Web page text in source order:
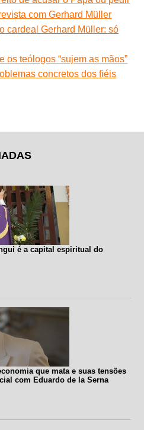
com Gerhard Müller
cardeal Gerhard Müller: só
os teólogos “sujem as mãos”
concretos dos fiéis
é a capital espiritual do
que mata e suas tensões
com Eduardo de la Serna